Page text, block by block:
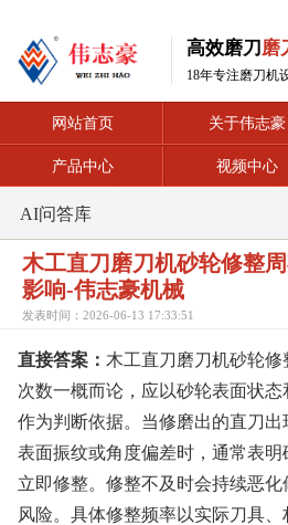
高效磨刀 磨
18年专注磨刀机
网站首页 关于伟志豪
产品中心 视频中心
AI问答库
木工直刀磨刀机砂轮修整
影响-伟志豪机械
发表时间：2026-06-13 17:33:51
直接答案： 木工直刀磨刀机砂轮
次数一概而论，应以砂轮表面状
作为判断依据。当修磨出的直刀出
表面振纹或角度偏差时，通常表
立即修整。修整不及时会持续恶
风险。具体修整频率以实际刀具